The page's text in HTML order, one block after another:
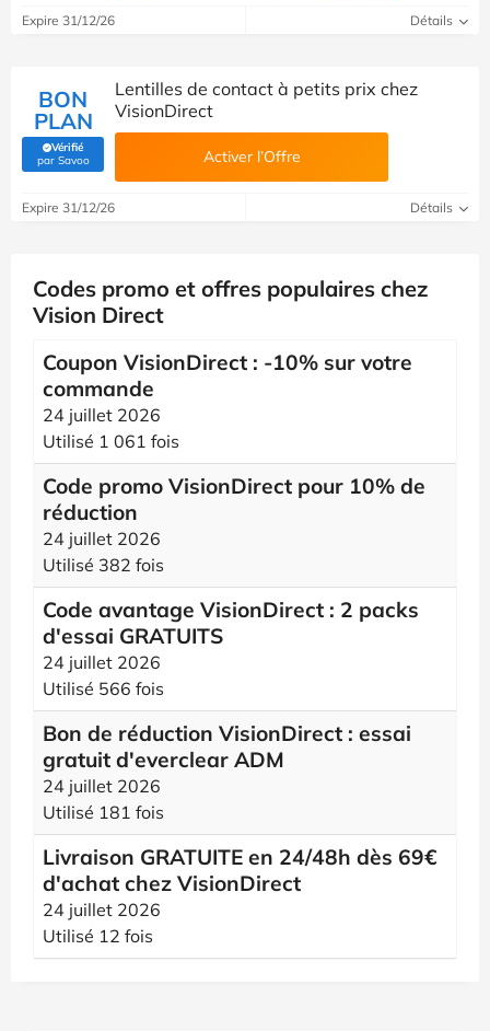
Expire 31/12/26 Détails
BON
PLAN
Vérifié
par Savoo(Vérifié par Savoo)
Lentilles de contact à petits prix chez
VisionDirect
Activer l’Offre
Expire 31/12/26 Détails
Codes promo et offres populaires chez
Vision Direct
Coupon VisionDirect : -10% sur votre
commande
24 juillet 2026
Utilisé 1 061 fois
Code promo VisionDirect pour 10% de
réduction
24 juillet 2026
Utilisé 382 fois
Code avantage VisionDirect : 2 packs
d'essai GRATUITS
24 juillet 2026
Utilisé 566 fois
Bon de réduction VisionDirect : essai
gratuit d'everclear ADM
24 juillet 2026
Utilisé 181 fois
Livraison GRATUITE en 24/48h dès 69€
d'achat chez VisionDirect
24 juillet 2026
Utilisé 12 fois